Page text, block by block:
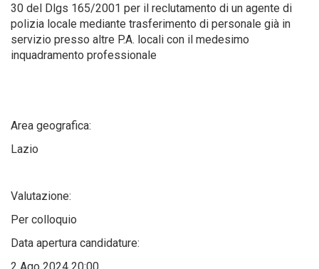
30 del Dlgs 165/2001 per il reclutamento di un agente di
polizia locale mediante trasferimento di personale già in
servizio presso altre P.A. locali con il medesimo
inquadramento professionale
Area geografica:
Lazio
Valutazione:
Per colloquio
Data apertura candidature: